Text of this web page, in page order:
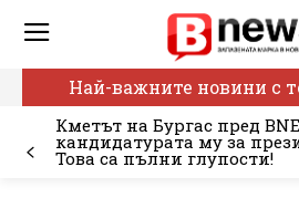
Най-важните новини с
Кметът на Бургас пред
кандидатурата му за
Това са пълни глупости!